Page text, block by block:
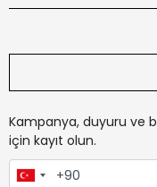
Kampanya, duyuru ve
için kayıt olun.